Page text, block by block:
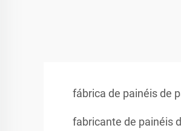
fábrica de painéis de
fabricante de painéis